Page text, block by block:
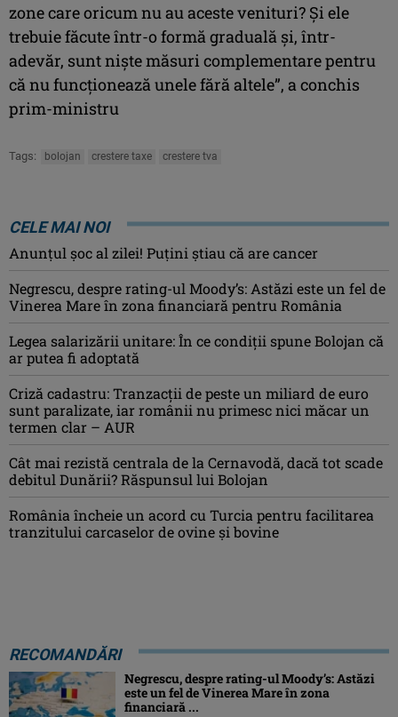
zone care oricum nu au aceste venituri? Şi ele
trebuie făcute într-o formă graduală şi, într-
adevăr, sunt nişte măsuri complementare pentru
că nu funcţionează unele fără altele”, a conchis
prim-ministru
Tags: bolojan crestere taxe crestere tva
CELE MAI NOI
Anunţul şoc al zilei! Puţini ştiau că are cancer
Negrescu, despre rating-ul Moody’s: Astăzi este un fel de
Vinerea Mare în zona financiară pentru România
Legea salarizării unitare: În ce condiții spune Bolojan că
ar putea fi adoptată
Criză cadastru: Tranzacţii de peste un miliard de euro
sunt paralizate, iar românii nu primesc nici măcar un
termen clar – AUR
Cât mai rezistă centrala de la Cernavodă, dacă tot scade
debitul Dunării? Răspunsul lui Bolojan
România încheie un acord cu Turcia pentru facilitarea
tranzitului carcaselor de ovine şi bovine
RECOMANDĂRI
Negrescu, despre rating-ul Moody’s: Astăzi
este un fel de Vinerea Mare în zona
financiară ...